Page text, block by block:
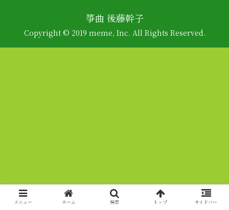
箏曲 後藤幹子
Copyright © 2019 meme, Inc. All Rights Reserved.
メニュー ホーム 検索 トップ サイドバー